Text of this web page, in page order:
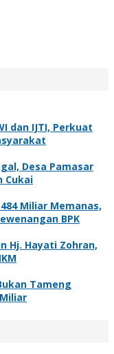
dan IJTI, Perkuat
Desa Pamasar
Cukai
Miliar Memanas,
BPK
Hj. Hayati Zohran,
Tameng